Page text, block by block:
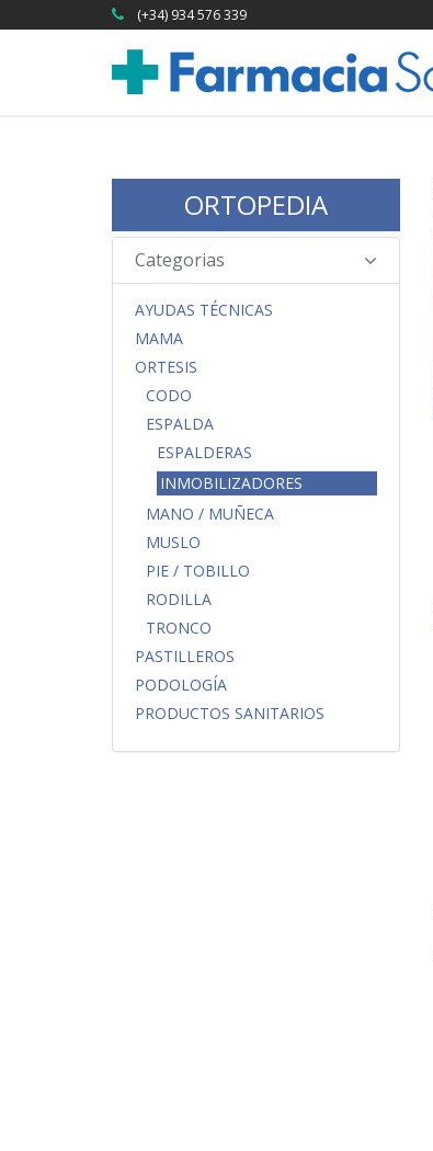
(+34) 934 576 339
ORTOPEDIA
Categorias
AYUDAS TÉCNICAS
MAMA
ORTESIS
CODO
ESPALDA
ESPALDERAS
INMOBILIZADORES
MANO / MUÑECA
MUSLO
PIE / TOBILLO
RODILLA
TRONCO
PASTILLEROS
PODOLOGÍA
PRODUCTOS SANITARIOS